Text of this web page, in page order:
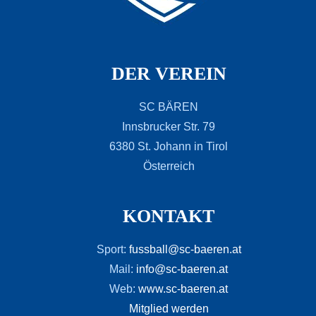
DER VEREIN
SC BÄREN
Innsbrucker Str. 79
6380 St. Johann in Tirol
Österreich
KONTAKT
Sport: fussball@sc-baeren.at
Mail: info@sc-baeren.at
Web: www.sc-baeren.at
Mitglied werden